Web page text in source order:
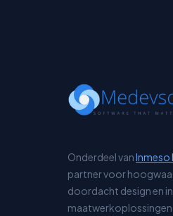
Onderdeel vanInmeso
partner voor
doordacht design en
maatwerkoplossingen.